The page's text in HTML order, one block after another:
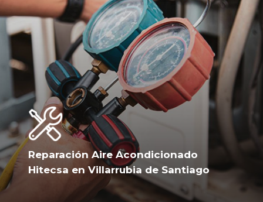
Reparación Aire Acondicionado
Hitecsa en Villarrubia de Santiago